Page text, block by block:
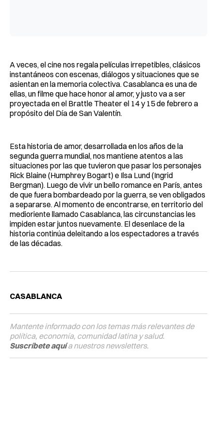
A veces, el cine nos regala películas irrepetibles, clásicos
instantáneos con escenas, diálogos y situaciones que se
asientan en la memoria colectiva. Casablanca es una de
ellas, un filme que hace honor al amor, y justo va a ser
proyectada en el Brattle Theater el 14 y 15 de febrero a
propósito del Día de San Valentín.
Esta historia de amor, desarrollada en los años de la
segunda guerra mundial, nos mantiene atentos a las
situaciones por las que tuvieron que pasar los personajes
Rick Blaine (Humphrey Bogart) e Ilsa Lund (Ingrid
Bergman). Luego de vivir un bello romance en París, antes
de que fuera bombardeado por la guerra, se ven obligados
a separarse. Al momento de encontrarse, en territorio del
medioriente llamado Casablanca, las circunstancias les
impiden estar juntos nuevamente. El desenlace de la
historia continúa deleitando a los espectadores a través
de las décadas.
CASABLANCA
Mantente informado con los temas más relevantes de
política, economía, comunidad latina y salud.
Suscríbete aquía nuestros newsletters.